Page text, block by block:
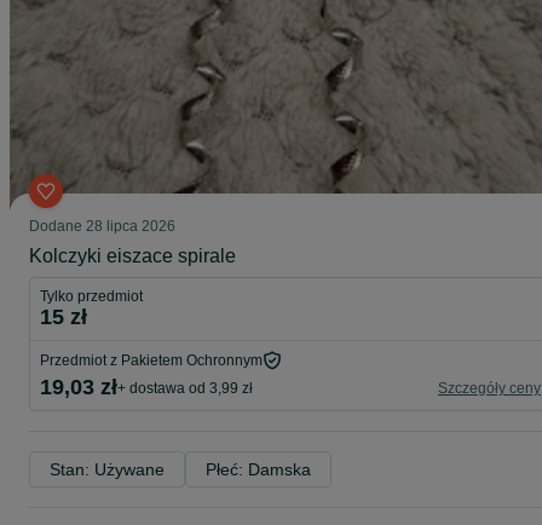
Dodane 28 lipca 2026
Kolczyki eiszace spirale
Tylko przedmiot
15 zł
Przedmiot z Pakietem Ochronnym
19,03 zł+ dostawa od 3,99 zł Szczegóły ceny
Stan: Używane Płeć: Damska